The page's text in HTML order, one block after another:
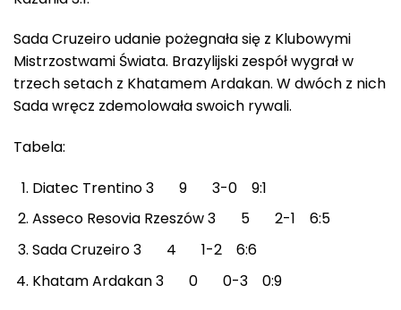
Sada Cruzeiro udanie pożegnała się z Klubowymi
Mistrzostwami Świata. Brazylijski zespół wygrał w
trzech setach z Khatamem Ardakan. W dwóch z nich
Sada wręcz zdemolowała swoich rywali.
Tabela:
Diatec Trentino 3 9 3-0 9:1
Asseco Resovia Rzeszów 3 5 2-1 6:5
Sada Cruzeiro 3 4 1-2 6:6
Khatam Ardakan 3 0 0-3 0:9